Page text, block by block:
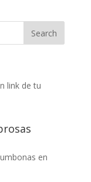
link de tu
en